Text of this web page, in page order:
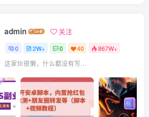
admin 关注
0 2W+ 0 40 867W+
这家伙很懒，什么都没有写...